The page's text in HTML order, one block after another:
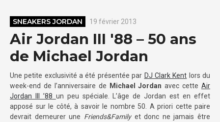
SNEAKERS JORDAN 19 février 2013
Air Jordan III '88 – 50 ans
de Michael Jordan
Une petite exclusivité a été présentée par DJ Clark Kent lors du
week-end de l’anniversaire de
Michael Jordan avec cette Air
Jordan III ’88 un peu spéciale. L’âge de Jordan est en effet
apposé sur le côté, à savoir le nombre 50. A priori cette paire
devrait demeurer une Friends&Familyet donc ne jamais être